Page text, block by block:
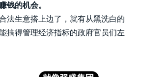
钱的机会。
法生意搭上边了，就有从黑洗白的
搞得管理经济指标的政府官员们左